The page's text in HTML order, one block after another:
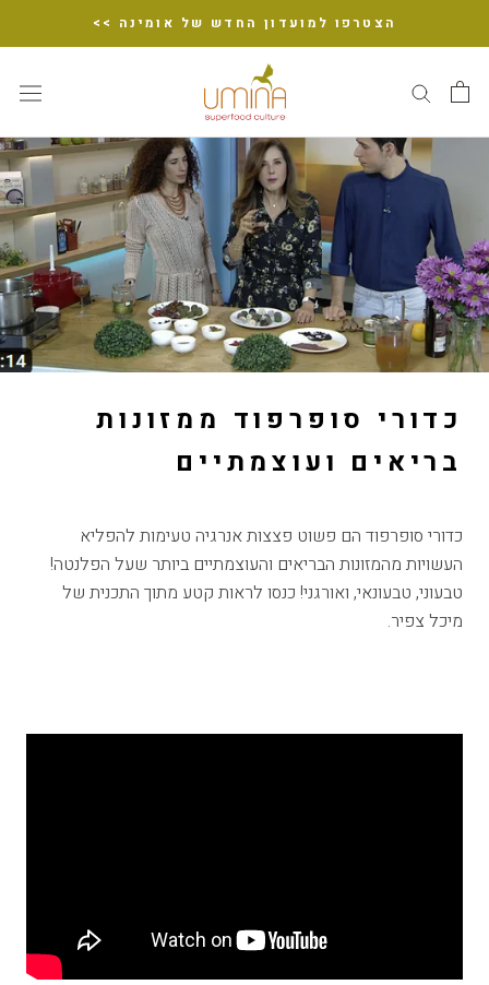
הצטרפו למועדון החדש של אומינה >>
כדורי סופרפוד ממזונות
בריאים ועוצמתיים
כדורי סופרפוד הם פשוט פצצות אנרגיה טעימות להפליא
העשויות מהמזונות הבריאים והעוצמתיים ביותר שעל הפלנטה!
טבעוני, טבעונאי, ואורגני! כנסו לראות קטע מתוך התכנית של
מיכל צפיר.